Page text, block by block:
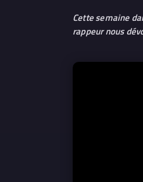
Cette semaine
rappeur nous